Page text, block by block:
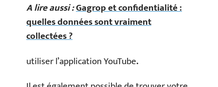
A lire aussi :Gagrop et confidentialité :
quelles données sont vraiment
collectées ?
utiliser l’application YouTube.